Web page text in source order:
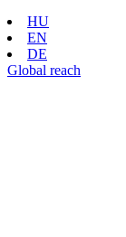
HU
EN
DE
Global reach